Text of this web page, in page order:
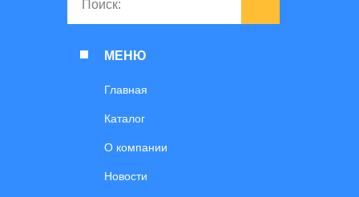
МЕНЮ
Главная
Каталог
О компании
Новости